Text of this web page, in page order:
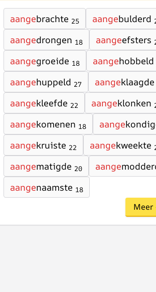
aangebrachte 25 aangebulderd
aangedrongen 18 aangeefsters
aangegroeide 18 aangehobbeld
aangehuppeld 27 aangeklaagde
aangekleefde 22 aangeklonken
aangekomenen 18 aange
aangekruiste 22 aangekweekte
aangematigde 20 aange
aangenaamste 18